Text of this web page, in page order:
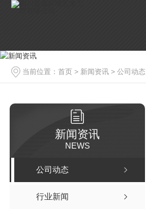
当前位置： 首页 > 新闻资讯 > 公司动态
新闻资讯
NEWS
公司动态
行业新闻